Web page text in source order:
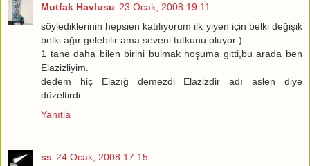
Mutfak Havlusu 23 Ocak, 2008 19:11
söylediklerinin hepsien katılıyorum ilk yiyen için belki değişik
belki ağır gelebilir ama seveni tutkunu oluyor:)
1 tane daha bilen birini bulmak hoşuma gitti,bu arada ben
Elazizliyim.
dedem hiç Elazığ demezdi Elazizdir adı aslen diye
düzeltirdi.
Yanıtla
ss 24 Ocak, 2008 17:15